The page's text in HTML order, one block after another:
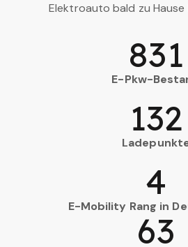
Elektroauto bald zu Hause
E-Pkw-
831
132
E-Mobility Rang in
4
63